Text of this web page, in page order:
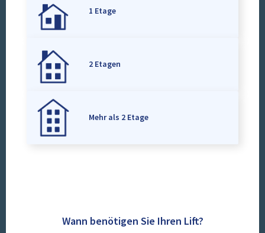
1 Etage
2 Etagen
Mehr als 2 Etage
Wann benötigen Sie Ihren Lift?